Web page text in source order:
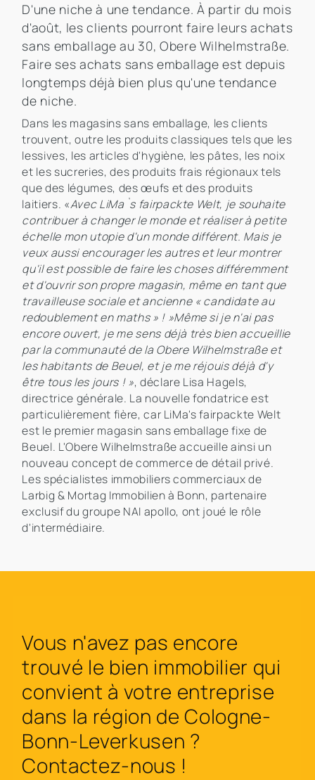
D'une niche à une tendance. À partir du mois
d'août, les clients pourront faire leurs achats
sans emballage au 30, Obere Wilhelmstraße.
Faire ses achats sans emballage est depuis
longtemps déjà bien plus qu'une tendance
de niche.
Dans les magasins sans emballage, les clients
trouvent, outre les produits classiques tels que les
lessives, les articles d'hygiène, les pâtes, les noix
et les sucreries, des produits frais régionaux tels
que des légumes, des œufs et des produits
laitiers. «Avec LiMa`s fairpackte Welt, je souhaite
contribuer à changer le monde et réaliser à petite
échelle mon utopie d'un monde différent. Mais je
veux aussi encourager les autres et leur montrer
qu'il est possible de faire les choses différemment
et d'ouvrir son propre magasin, même en tant que
travailleuse sociale et ancienne « candidate au
redoublement en maths » ! »Même si je n'ai pas
encore ouvert, je me sens déjà très bien accueillie
par la communauté de la Obere Wilhelmstraße et
les habitants de Beuel, et je me réjouis déjà d'y
être tous les jours ! », déclare Lisa Hagels,
directrice générale. La nouvelle fondatrice est
particulièrement fière, car LiMa's fairpackte Welt
est le premier magasin sans emballage fixe de
Beuel. L'Obere Wilhelmstraße accueille ainsi un
nouveau concept de commerce de détail privé.
Les spécialistes immobiliers commerciaux de
Larbig & Mortag Immobilien à Bonn, partenaire
exclusif du groupe NAI apollo, ont joué le rôle
d'intermédiaire.
Vous n'avez pas encore
trouvé le bien immobilier qui
convient à votre entreprise
dans la région de Cologne-
Bonn-Leverkusen ?
Contactez-nous !